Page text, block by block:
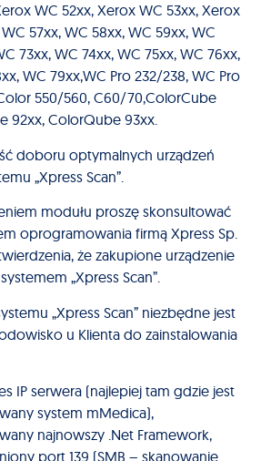
WC 52xx, Xerox WC 53xx, Xerox
57xx, WC 58xx, WC 59xx, WC
73xx, WC 74xx, WC 75xx, WC 76xx,
WC 79xx,WC Pro 232/238, WC Pro
550/560, C60/70,ColorCube
92xx, ColorQube 93xx.
doboru optymalnych urządzeń
„Xpress Scan”.
modułu proszę skonsultować
oprogramowania firmą Xpress Sp.
że zakupione urządzenie
„Xpress Scan”.
„Xpress Scan” niezbędne jest
u Klienta do zainstalowania
IP serwera (najlepiej tam gdzie jest
system mMedica),
najnowszy .Net Framework,
port 139 (SMB – skanowanie